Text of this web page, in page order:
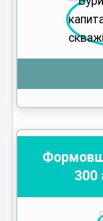
300